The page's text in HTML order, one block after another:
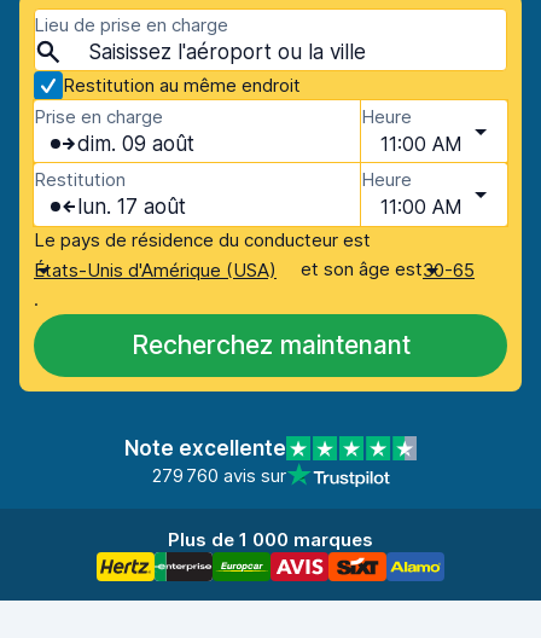
Lieu de prise en charge
Restitution au même endroit
Prise en charge
dim. 09 août
Heure
11:00 AM
Restitution
lun. 17 août
Heure
11:00 AM
Le pays de résidence du conducteur est
États-Unis d'Amérique (USA)
et son âge est30-65
.
Recherchez maintenant
Note excellente
279 760 avis sur
Plus de 1 000 marques